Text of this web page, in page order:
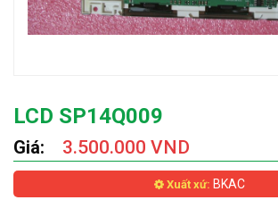
LCD SP14Q009
Giá: 3.500.000 VND
Xuất xứ: BKAC